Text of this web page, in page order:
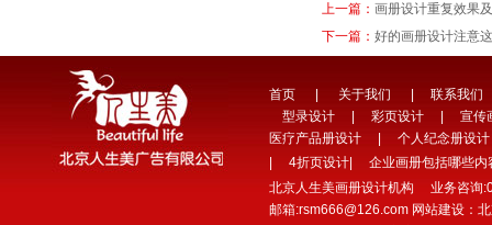
上一篇： 画册设计重复效果
下一篇： 好的画册设计注意
首页 关于我们
联系我们
型录设计
彩页设计
宣传
医疗产品册设计
个人纪念册设计
4折页设计
企业画册包括哪些内
北京人生美画册设计机构 业务咨
邮箱:rsm666@126.com 网站建设：